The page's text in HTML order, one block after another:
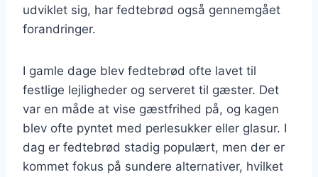
udviklet sig, har fedtebrød også gennemgået
forandringer.
I gamle dage blev fedtebrød ofte lavet til
festlige lejligheder og serveret til gæster. Det
var en måde at vise gæstfrihed på, og kagen
blev ofte pyntet med perlesukker eller glasur. I
dag er fedtebrød stadig populært, men der er
kommet fokus på sundere alternativer, hvilket